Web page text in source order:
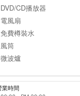
DVD/CD播放器
電風扇
免費樽裝水
風筒
微波爐